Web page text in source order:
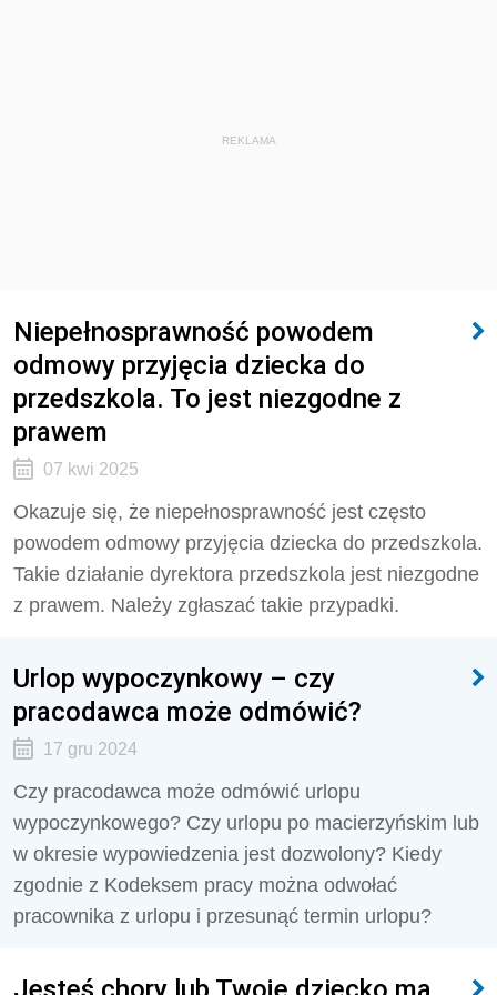
REKLAMA
Niepełnosprawność powodem
odmowy przyjęcia dziecka do
przedszkola. To jest niezgodne z
prawem
07 kwi 2025
Okazuje się, że niepełnosprawność jest często
powodem odmowy przyjęcia dziecka do przedszkola.
Takie działanie dyrektora przedszkola jest niezgodne
z prawem. Należy zgłaszać takie przypadki.
Urlop wypoczynkowy – czy
pracodawca może odmówić?
17 gru 2024
Czy pracodawca może odmówić urlopu
wypoczynkowego? Czy urlopu po macierzyńskim lub
w okresie wypowiedzenia jest dozwolony? Kiedy
zgodnie z Kodeksem pracy można odwołać
pracownika z urlopu i przesunąć termin urlopu?